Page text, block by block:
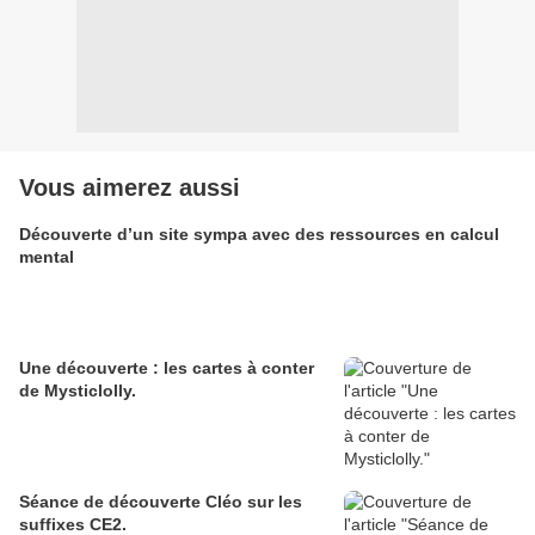
Vous aimerez aussi
Découverte d’un site sympa avec des ressources en calcul
mental
Une découverte : les cartes à conter
de Mysticlolly.
Séance de découverte Cléo sur les
suffixes CE2.